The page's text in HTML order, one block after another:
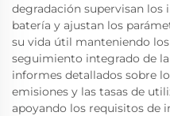
degradación supervisan los
batería y ajustan los
su vida útil manteniendo
seguimiento integrado de
informes detallados sobre
emisiones y las tasas de
apoyando los requisitos de